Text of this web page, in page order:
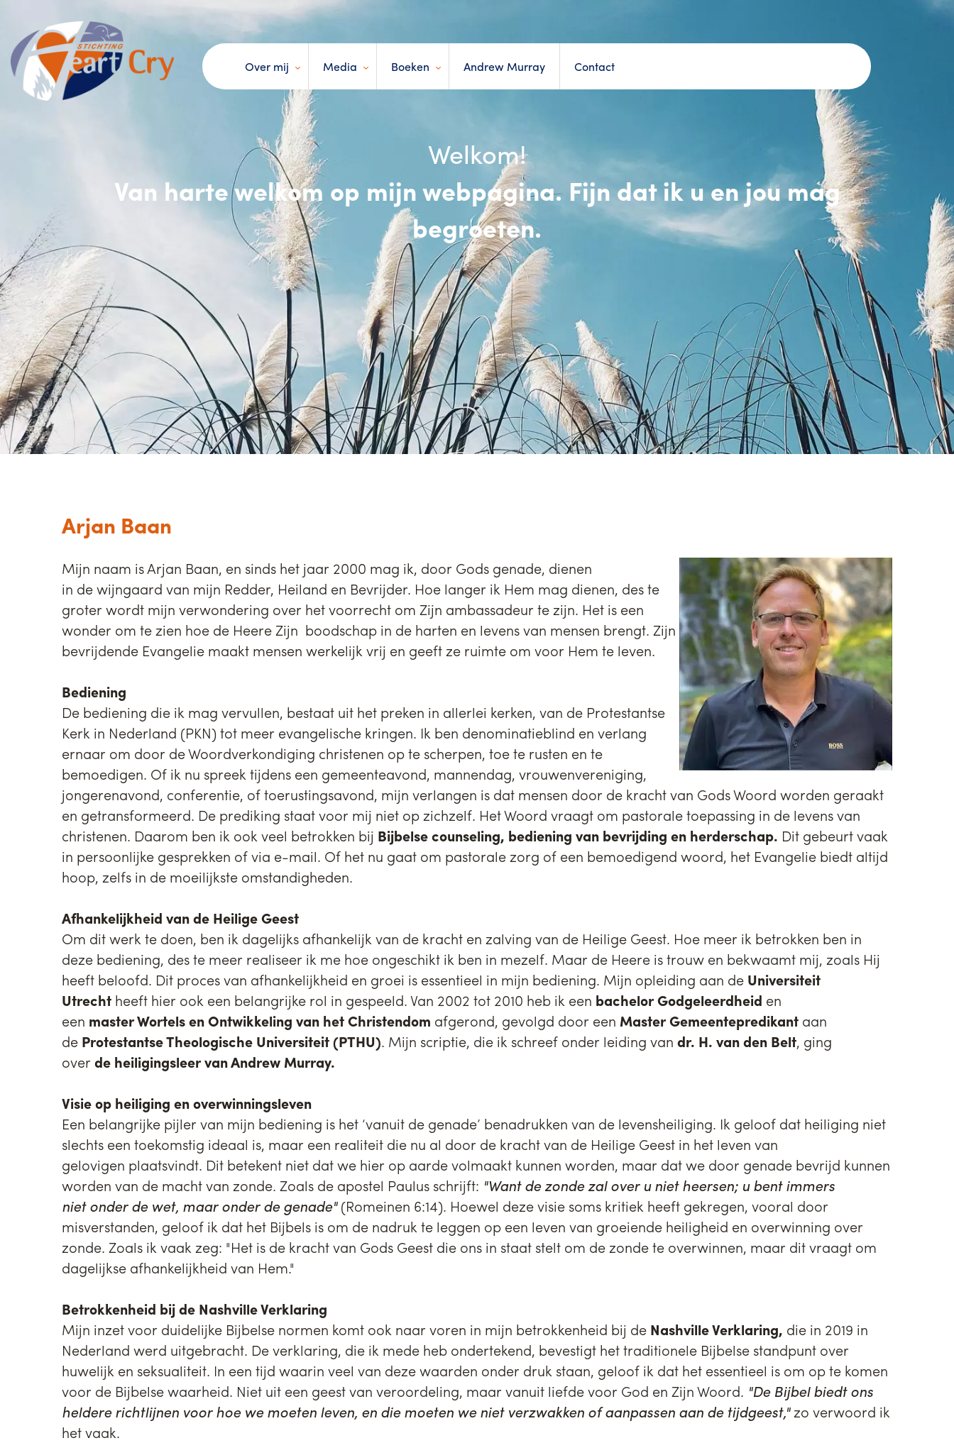
Over mij Media Boeken Andrew Murray Contact
Welkom!
Van harte welkom op mijn webpagina. Fijn dat ik u en jou mag
begroeten.
Arjan Baan
Mijn naam is Arjan Baan, en sinds het jaar 2000 mag ik, door Gods genade, dienen
in de wijngaard van mijn Redder, Heiland en Bevrijder. Hoe langer ik Hem mag dienen, des te
groter wordt mijn verwondering over het voorrecht om Zijn ambassadeur te zijn. Het is een
wonder om te zien hoe de Heere Zijn boodschap in de harten en levens van mensen brengt. Zijn
bevrijdende Evangelie maakt mensen werkelijk vrij en geeft ze ruimte om voor Hem te leven.
Bediening
De bediening die ik mag vervullen, bestaat uit het preken in allerlei kerken, van de Protestantse
Kerk in Nederland (PKN) tot meer evangelische kringen. Ik ben denominatieblind en verlang
ernaar om door de Woordverkondiging christenen op te scherpen, toe te rusten en te
bemoedigen. Of ik nu spreek tijdens een gemeenteavond, mannendag, vrouwenvereniging,
jongerenavond, conferentie, of toerustingsavond, mijn verlangen is dat mensen door de kracht van Gods Woord worden geraakt
en getransformeerd. De prediking staat voor mij niet op zichzelf. Het Woord vraagt om pastorale toepassing in de levens van
christenen. Daarom ben ik ook veel betrokken bij Bijbelse counseling, bediening van bevrijding en herderschap. Dit gebeurt vaak
in persoonlijke gesprekken of via e-mail. Of het nu gaat om pastorale zorg of een bemoedigend woord, het Evangelie biedt altijd
hoop, zelfs in de moeilijkste omstandigheden.
Afhankelijkheid van de Heilige Geest
Om dit werk te doen, ben ik dagelijks afhankelijk van de kracht en zalving van de Heilige Geest. Hoe meer ik betrokken ben in
deze bediening, des te meer realiseer ik me hoe ongeschikt ik ben in mezelf. Maar de Heere is trouw en bekwaamt mij, zoals Hij
heeft beloofd. Dit proces van afhankelijkheid en groei is essentieel in mijn bediening. Mijn opleiding aan de Universiteit
Utrecht heeft hier ook een belangrijke rol in gespeeld. Van 2002 tot 2010 heb ik een bachelor Godgeleerdheid en
een master Wortels en Ontwikkeling van het Christendom afgerond, gevolgd door een Master Gemeentepredikant aan
de Protestantse Theologische Universiteit (PTHU). Mijn scriptie, die ik schreef onder leiding van dr. H. van den Belt, ging
over de heiligingsleer van Andrew Murray.
Visie op heiliging en overwinningsleven
Een belangrijke pijler van mijn bediening is het ‘vanuit de genade’ benadrukken van de levensheiliging. Ik geloof dat heiliging niet
slechts een toekomstig ideaal is, maar een realiteit die nu al door de kracht van de Heilige Geest in het leven van
gelovigen plaatsvindt. Dit betekent niet dat we hier op aarde volmaakt kunnen worden, maar dat we door genade bevrijd kunnen
worden van de macht van zonde. Zoals de apostel Paulus schrijft: "Want de zonde zal over u niet heersen; u bent immers
niet onder de wet, maar onder de genade"(Romeinen 6:14). Hoewel deze visie soms kritiek heeft gekregen, vooral door
misverstanden, geloof ik dat het Bijbels is om de nadruk te leggen op een leven van groeiende heiligheid en overwinning over
zonde. Zoals ik vaak zeg: "Het is de kracht van Gods Geest die ons in staat stelt om de zonde te overwinnen, maar dit vraagt om
dagelijkse afhankelijkheid van Hem."
Betrokkenheid bij de Nashville Verklaring
Mijn inzet voor duidelijke Bijbelse normen komt ook naar voren in mijn betrokkenheid bij de Nashville Verklaring, die in 2019 in
Nederland werd uitgebracht. De verklaring, die ik mede heb ondertekend, bevestigt het traditionele Bijbelse standpunt over
huwelijk en seksualiteit. In een tijd waarin veel van deze waarden onder druk staan, geloof ik dat het essentieel is om op te komen
voor de Bijbelse waarheid. Niet uit een geest van veroordeling, maar vanuit liefde voor God en Zijn Woord. "De Bijbel biedt ons
heldere richtlijnen voor hoe we moeten leven, en die moeten we niet verzwakken of aanpassen aan de tijdgeest,"zo verwoord ik
het vaak.